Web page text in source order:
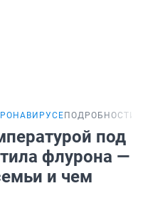
ПОДРОБНОСТИ
под
флурона —
и чем